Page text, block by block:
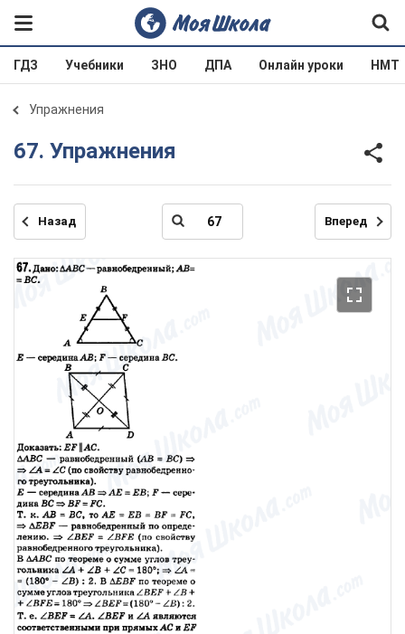
ГДЗ Учебники ЗНО ДПА Онлайн уроки НМТ
Упражнения
67. Упражнения
Назад Вперед